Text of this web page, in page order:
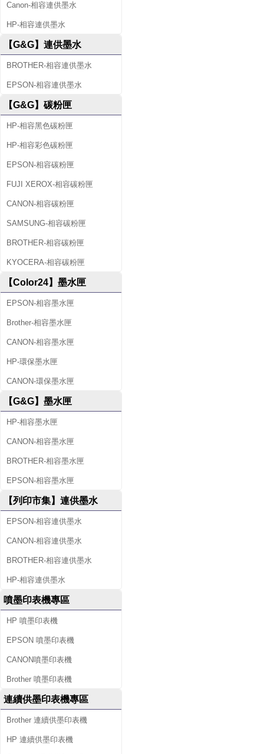
Canon-相容連供墨水
HP-相容連供墨水
【G&G】連供墨水
BROTHER-相容連供墨水
EPSON-相容連供墨水
【G&G】碳粉匣
HP-相容黑色碳粉匣
HP-相容彩色碳粉匣
EPSON-相容碳粉匣
FUJI XEROX-相容碳粉匣
CANON-相容碳粉匣
SAMSUNG-相容碳粉匣
BROTHER-相容碳粉匣
KYOCERA-相容碳粉匣
【Color24】墨水匣
EPSON-相容墨水匣
Brother-相容墨水匣
CANON-相容墨水匣
HP-環保墨水匣
CANON-環保墨水匣
【G&G】墨水匣
HP-相容墨水匣
CANON-相容墨水匣
BROTHER-相容墨水匣
EPSON-相容墨水匣
【列印市集】連供墨水
EPSON-相容連供墨水
CANON-相容連供墨水
BROTHER-相容連供墨水
HP-相容連供墨水
噴墨印表機專區
HP 噴墨印表機
EPSON 噴墨印表機
CANON噴墨印表機
Brother 噴墨印表機
連續供墨印表機專區
Brother 連續供墨印表機
HP 連續供墨印表機